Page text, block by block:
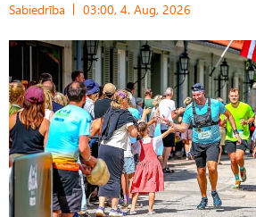
Sabiedrība 03:00, 4. Aug, 2026